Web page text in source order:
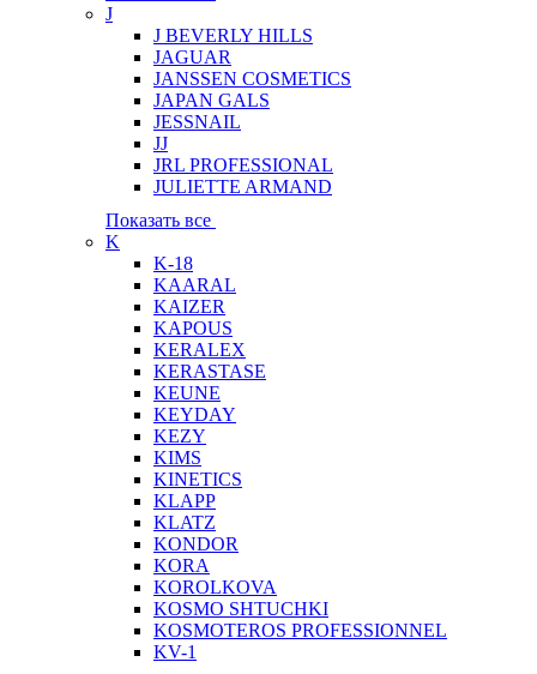
J
J BEVERLY HILLS
JAGUAR
JANSSEN COSMETICS
JAPAN GALS
JESSNAIL
JJ
JRL PROFESSIONAL
JULIETTE ARMAND
Показать все
K
K-18
KAARAL
KAIZER
KAPOUS
KERALEX
KERASTASE
KEUNE
KEYDAY
KEZY
KIMS
KINETICS
KLAPP
KLATZ
KONDOR
KORA
KOROLKOVA
KOSMO SHTUCHKI
KOSMOTEROS PROFESSIONNEL
KV-1